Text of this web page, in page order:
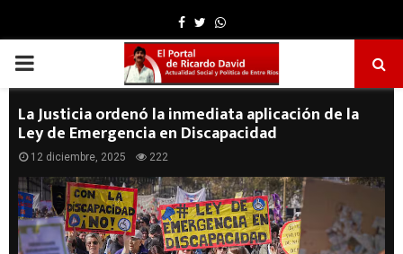
Facebook
TwitterWhatsapp
PRIMARY
MENU
La Justicia ordenó la inmediata aplicación de la
Ley de Emergencia en Discapacidad
12 diciembre, 2025 222